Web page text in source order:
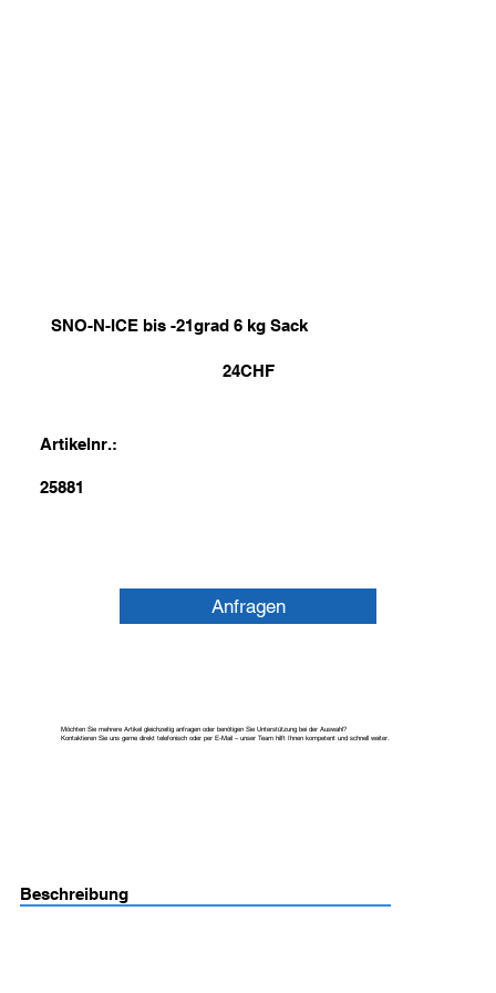
SNO-N-ICE bis -21grad 6 kg Sack
24CHF
Artikelnr.:
25881
Anfragen
Möchten Sie mehrere Artikel gleichzeitig anfragen oder benötigen Sie Unterstützung bei der Auswahl?
Kontaktieren Sie uns gerne direkt telefonisch oder per E-Mail – unser Team hilft Ihnen kompetent und schnell weiter.
Beschreibung